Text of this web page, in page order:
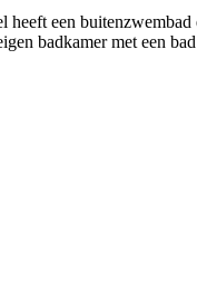
heeft een
badkamer met een